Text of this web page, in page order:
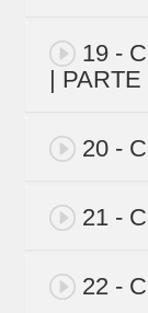
19 -
| PARTE
20 -
21 -
22 -